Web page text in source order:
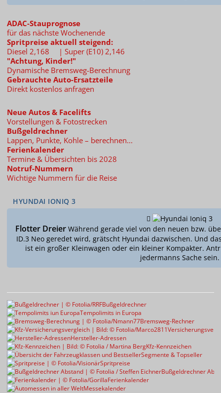
ADAC-Stauprognose
für das nächste Wochenende
Spritpreise aktuell steigend:
Diesel 2,168
| Super (E10) 2,146
"Achtung, Kinder!"
Dynamische Bremsweg-Berechnung
Gebrauchte Auto-Ersatzteile
Direkt kostenlos anfragen
Neue Autos & Facelifts
Vorstellungen & Fotostrecken
Bußgeldrechner
Lappen, Punkte, Kohle – berechnen...
Ferienkalender
Termine & Übersichten bis 2028
Notruf-Nummern
Wichtige Nummern für die Reise
HYUNDAI IONIQ 3
Flotter DreierWährend gerade viel von den neuen bzw.
ID.3 Neo geredet wird, grätscht Hyundai dazwischen. Und
ist ein großer Kleinwagen oder ein kleiner Kompakter.
jedermanns Sache sein.
Bußgeldrechner
Tempolimits in Europa
Bremsweg-Rechner
Hersteller-Adressen
Kfz-Kennzeichen
Segmente & Topseller
Spritpreise
Bußgeldrechner
Ferienkalender
Messekalender